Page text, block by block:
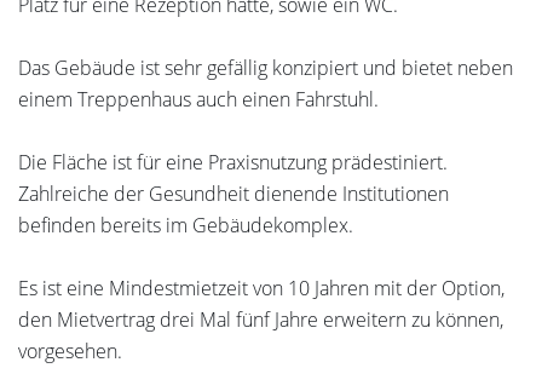
Das Gebäude ist sehr gefällig konzipiert und bietet neben
einem Treppenhaus auch einen Fahrstuhl.
Die Fläche ist für eine Praxisnutzung prädestiniert.
Zahlreiche der Gesundheit dienende Institutionen
befinden bereits im Gebäudekomplex.
Es ist eine Mindestmietzeit von 10 Jahren mit der Option,
den Mietvertrag drei Mal fünf Jahre erweitern zu können,
vorgesehen.